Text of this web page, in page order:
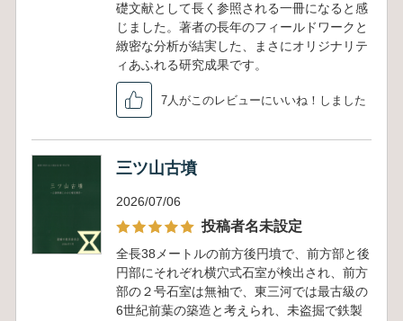
礎文献として長く参照される一冊になると感
じました。著者の長年のフィールドワークと
緻密な分析が結実した、まさにオリジナリテ
ィあふれる研究成果です。
7人がこのレビューにいいね！しました
三ツ山古墳
2026/07/06
投稿者名未設定
全長38メートルの前方後円墳で、前方部と後
円部にそれぞれ横穴式石室が検出され、前方
部の２号石室は無袖で、東三河では最古級の
6世紀前葉の築造と考えられ、未盗掘で鉄製